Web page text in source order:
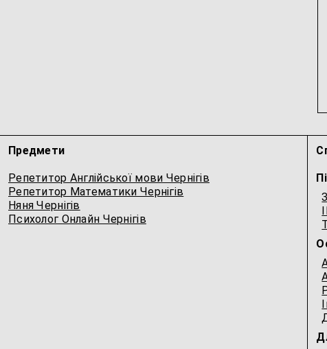
Предмети
Репетитор Англійської мови Чернігів
Репетитор Математики Чернігів
Няня Чернігів
Психолог Онлайн Чернігів